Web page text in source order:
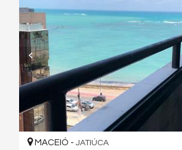
MACEIÓ - JATIÚCA